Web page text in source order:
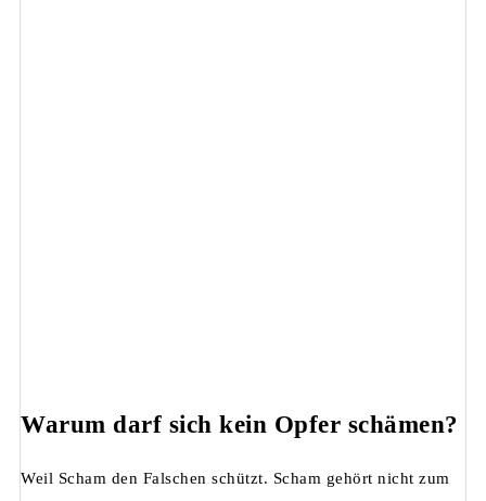
Warum darf sich kein Opfer schämen?
Weil Scham den Falschen schützt. Scham gehört nicht zum